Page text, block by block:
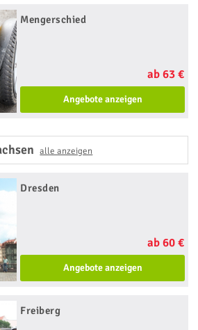
Mengerschied
ab 63 €
Angebote anzeigen
alle anzeigen
Dresden
ab 60 €
Angebote anzeigen
Freiberg